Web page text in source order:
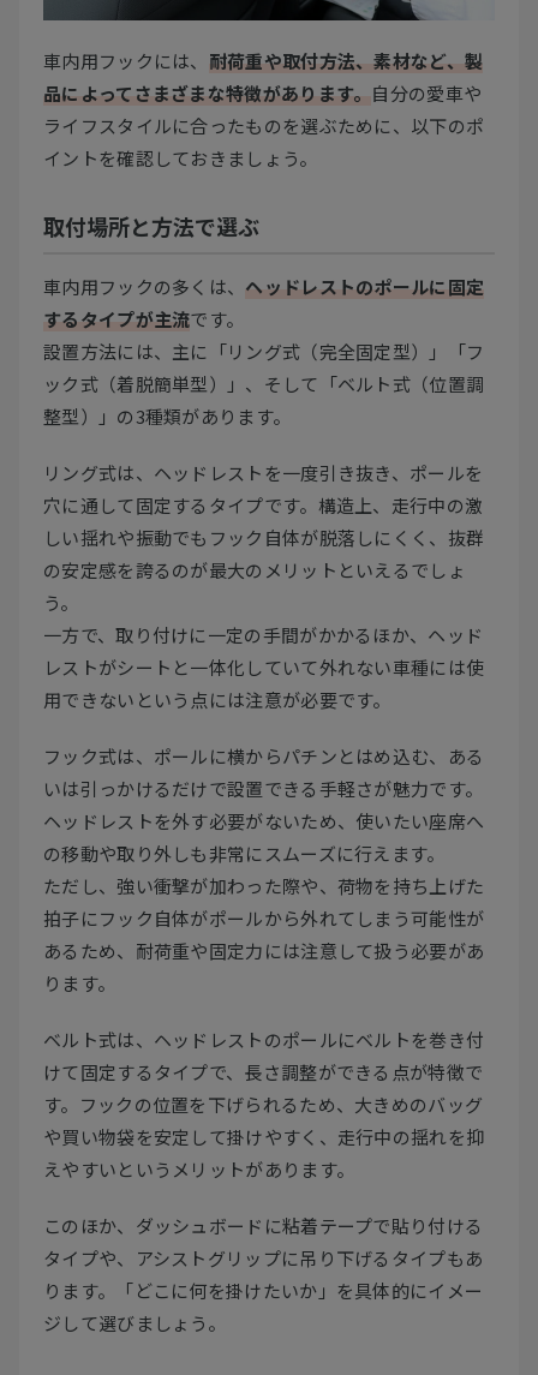
車内用フックには、 耐荷重や取付方法、素材など、製
品によってさまざまな特徴があります。 自分の愛車や
ライフスタイルに合ったものを選ぶために、以下のポ
イントを確認しておきましょう。
取付場所と方法で選ぶ
車内用フックの多くは、 ヘッドレストのポールに固定
するタイプが主流です。
設置方法には、主に「リング式（完全固定型）」「フ
ック式（着脱簡単型）」、そして「ベルト式（位置調
整型）」の3種類があります。
リング式は、ヘッドレストを一度引き抜き、ポールを
穴に通して固定するタイプです。構造上、走行中の激
しい揺れや振動でもフック自体が脱落しにくく、抜群
の安定感を誇るのが最大のメリットといえるでしょ
う。
一方で、取り付けに一定の手間がかかるほか、ヘッド
レストがシートと一体化していて外れない車種には使
用できないという点には注意が必要です。
フック式は、ポールに横からパチンとはめ込む、ある
いは引っかけるだけで設置できる手軽さが魅力です。
ヘッドレストを外す必要がないため、使いたい座席へ
の移動や取り外しも非常にスムーズに行えます。
ただし、強い衝撃が加わった際や、荷物を持ち上げた
拍子にフック自体がポールから外れてしまう可能性が
あるため、耐荷重や固定力には注意して扱う必要があ
ります。
ベルト式は、ヘッドレストのポールにベルトを巻き付
けて固定するタイプで、長さ調整ができる点が特徴で
す。フックの位置を下げられるため、大きめのバッグ
や買い物袋を安定して掛けやすく、走行中の揺れを抑
えやすいというメリットがあります。
このほか、ダッシュボードに粘着テープで貼り付ける
タイプや、アシストグリップに吊り下げるタイプもあ
ります。「どこに何を掛けたいか」を具体的にイメー
ジして選びましょう。